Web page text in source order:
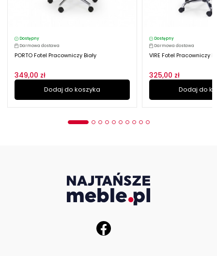
Dostępny
Darmowa dostawa
PORTO Fotel Pracowniczy Biały
349,00 zł
Dodaj do koszyka
Dostępny
Darmowa dostawa
VIRE Fotel Pracowniczy
325,00 zł
Dodaj do